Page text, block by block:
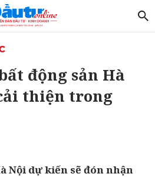
động sản Hà
thiện trong
Nội dự kiến sẽ đón nhận